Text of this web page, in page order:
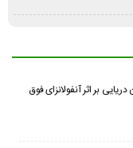
بر اثر آنفولانزای فوق